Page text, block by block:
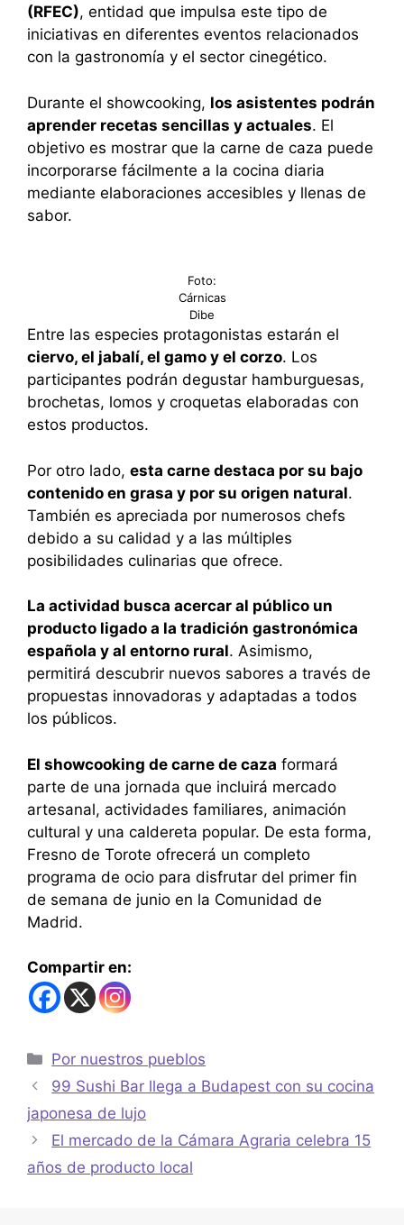
(RFEC), entidad que impulsa este tipo de
iniciativas en diferentes eventos relacionados
con la gastronomía y el sector cinegético.
Durante el showcooking, los asistentes podrán
aprender recetas sencillas y actuales. El
objetivo es mostrar que la carne de caza puede
incorporarse fácilmente a la cocina diaria
mediante elaboraciones accesibles y llenas de
sabor.
Foto:
Cárnicas
Dibe
Entre las especies protagonistas estarán el
ciervo, el jabalí, el gamo y el corzo. Los
participantes podrán degustar hamburguesas,
brochetas, lomos y croquetas elaboradas con
estos productos.
Por otro lado, esta carne destaca por su bajo
contenido en grasa y por su origen natural.
También es apreciada por numerosos chefs
debido a su calidad y a las múltiples
posibilidades culinarias que ofrece.
La actividad busca acercar al público un
producto ligado a la tradición gastronómica
española y al entorno rural. Asimismo,
permitirá descubrir nuevos sabores a través de
propuestas innovadoras y adaptadas a todos
los públicos.
El showcooking de carne de caza formará
parte de una jornada que incluirá mercado
artesanal, actividades familiares, animación
cultural y una caldereta popular. De esta forma,
Fresno de Torote ofrecerá un completo
programa de ocio para disfrutar del primer fin
de semana de junio en la Comunidad de
Madrid.
Compartir en:
Por nuestros pueblos
99 Sushi Bar llega a Budapest con su cocina
japonesa de lujo
El mercado de la Cámara Agraria celebra 15
años de producto local